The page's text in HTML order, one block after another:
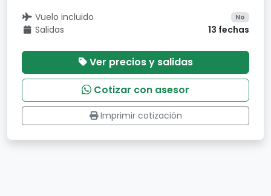
Vuelo incluido No
Salidas 13 fechas
Ver precios y salidas
Cotizar con asesor
Imprimir cotización